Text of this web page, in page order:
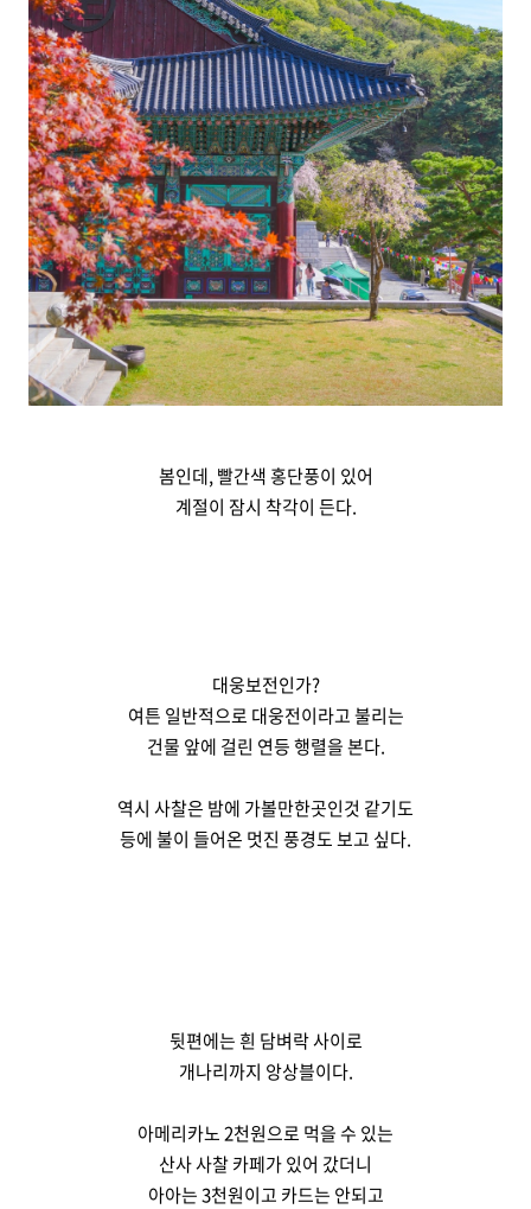
봄인데, 빨간색 홍단풍이 있어
계절이 잠시 착각이 든다.
대웅보전인가?
여튼 일반적으로 대웅전이라고 불리는
건물 앞에 걸린 연등 행렬을 본다.
역시 사찰은 밤에 가볼만한곳인것 같기도
등에 불이 들어온 멋진 풍경도 보고 싶다.
뒷편에는 흰 담벼락 사이로
개나리까지 앙상블이다.
아메리카노 2천원으로 먹을 수 있는
산사 사찰 카페가 있어 갔더니
아아는 3천원이고 카드는 안되고